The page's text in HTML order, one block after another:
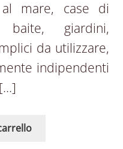
mare, case di
baite, giardini,
da utilizzare,
indipendenti